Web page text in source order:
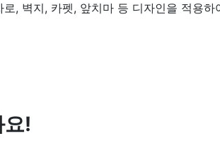
, 벽지, 카펫, 앞치마 등 디자인을 적용
!